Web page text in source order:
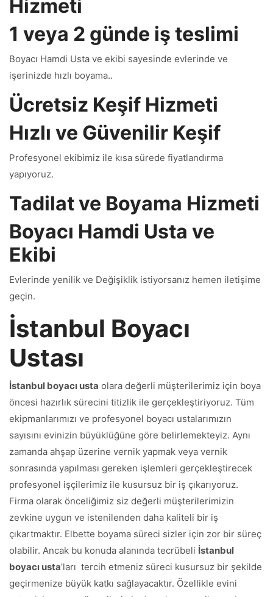
Hizmeti
1 veya 2 günde iş teslimi
Boyacı Hamdi Usta ve ekibi sayesinde evlerinde ve
işerinizde hızlı boyama..
Ücretsiz Keşif Hizmeti
Hızlı ve Güvenilir Keşif
Profesyonel ekibimiz ile kısa sürede fiyatlandırma
yapıyoruz.
Tadilat ve Boyama Hizmeti
Boyacı Hamdi Usta ve
Ekibi
Evlerinde yenilik ve Değişiklik istiyorsanız hemen iletişime
geçin.
İstanbul Boyacı
Ustası
İstanbul boyacı usta olara değerli müşterilerimiz için boya
öncesi hazırlık sürecini titizlik ile gerçekleştiriyoruz. Tüm
ekipmanlarımızı ve profesyonel boyacı ustalarımızın
sayısını evinizin büyüklüğüne göre belirlemekteyiz. Aynı
zamanda ahşap üzerine vernik yapmak veya vernik
sonrasında yapılması gereken işlemleri gerçekleştirecek
profesyonel işçilerimiz ile kusursuz bir iş çıkarıyoruz.
Firma olarak önceliğimiz siz değerli müşterilerimizin
zevkine uygun ve istenilenden daha kaliteli bir iş
çıkartmaktır. Elbette boyama süreci sizler için zor bir süreç
olabilir. Ancak bu konuda alanında tecrübeli İstanbul
boyacı usta’ları tercih etmeniz süreci kusursuz bir şekilde
geçirmenize büyük katkı sağlayacaktır. Özellikle evini